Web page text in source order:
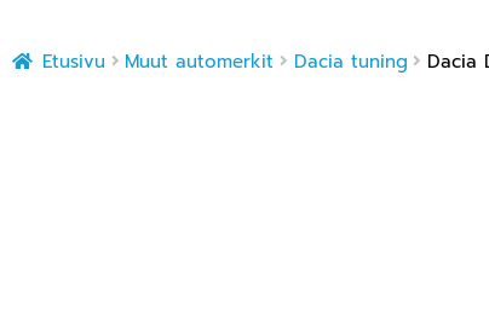
Etusivu Muut automerkit Dacia tuning Dacia